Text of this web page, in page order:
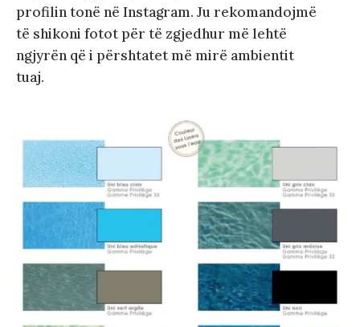
profilin tonë në Instagram. Ju rekomandojmë
të shikoni fotot për të zgjedhur më lehtë
ngjyrën që i përshtatet më mirë ambientit
tuaj.